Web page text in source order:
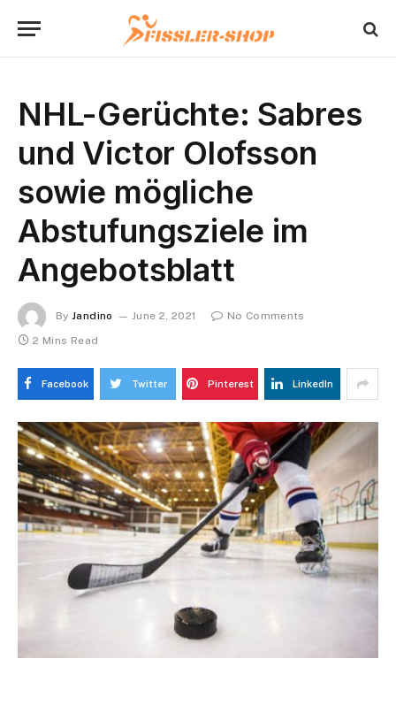
NHL-Gerüchte: Sabres
und Victor Olofsson
sowie mögliche
Abstufungsziele im
Angebotsblatt
By Jandino June 2, 2021
No Comments
2 Mins Read
Facebook Twitter Pinterest LinkedIn